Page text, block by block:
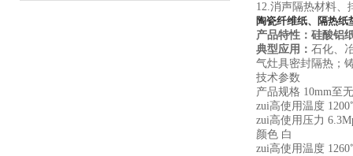
12.消声隔热材料、
陶瓷纤维纸、隔热纸
产品特性：硅酸铝
典型应用： 石化、
气灶具密封隔热；
技术参数
产品规格 10mm至
zui高使用温度
zui高使用压力
颜色 白
zui高使用温度